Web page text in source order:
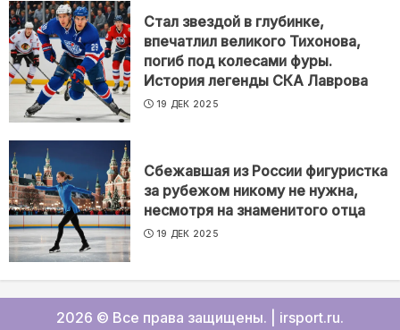
Стал звездой в глубинке,
впечатлил великого Тихонова,
погиб под колесами фуры.
История легенды СКА Лаврова
19 ДЕК 2025
Сбежавшая из России фигуристка
за рубежом никому не нужна,
несмотря на знаменитого отца
19 ДЕК 2025
2026 © Все права защищены. irsport.ru.